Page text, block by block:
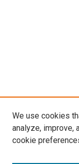
We use cookies
analyze, improve,
cookie